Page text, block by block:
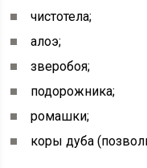
чистотела;
алоэ;
зверобоя;
подорожника;
ромашки;
коры дуба